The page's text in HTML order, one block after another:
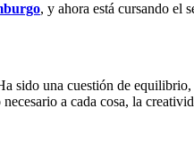
, y ahora está cursando el
sido una cuestión de
a cada cosa, la